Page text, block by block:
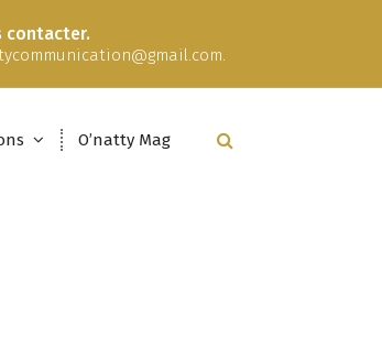
contacter.
O’natty Mag